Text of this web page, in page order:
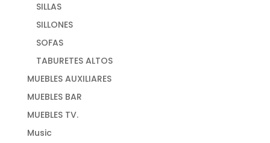
SILLAS
SILLONES
SOFAS
TABURETES ALTOS
MUEBLES AUXILIARES
MUEBLES BAR
MUEBLES TV.
Music